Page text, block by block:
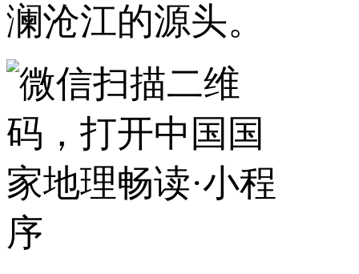
澜沧江的源头。